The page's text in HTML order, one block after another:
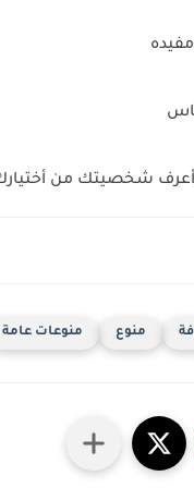
شخصيتك من
منوع منوعات عامة